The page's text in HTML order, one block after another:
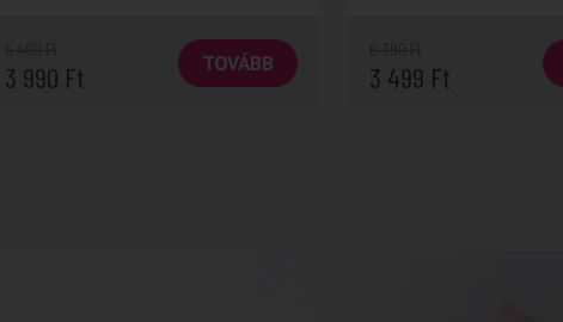
3 990 Ft TOVÁBB 3 499 Ft